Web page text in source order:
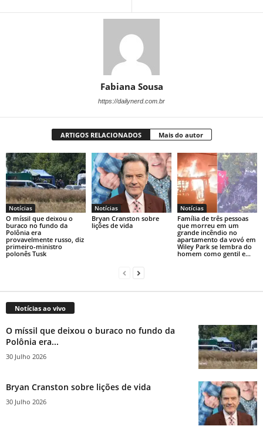
Fabiana Sousa
https://dailynerd.com.br
ARTIGOS RELACIONADOS Mais do autor
Notícias
O míssil que deixou o
buraco no fundo da
Polônia era
provavelmente russo, diz
primeiro-ministro
polonês Tusk
Notícias
Bryan Cranston sobre
lições de vida
Notícias
Família de três pessoas
que morreu em um
grande incêndio no
apartamento da vovó em
Wiley Park se lembra do
homem como gentil e...
Notícias ao vivo
O míssil que deixou o buraco no fundo da
Polônia era...
30 Julho 2026
Bryan Cranston sobre lições de vida
30 Julho 2026